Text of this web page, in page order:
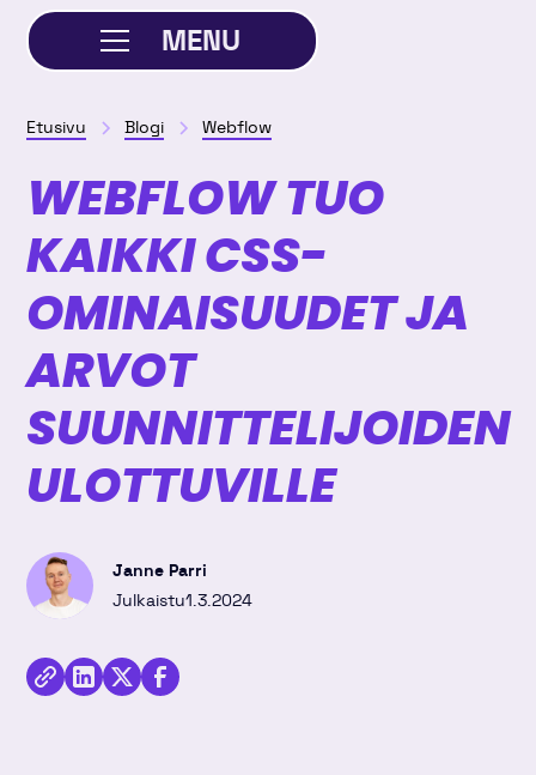
MENU
Etusivu Blogi Webflow
WEBFLOW TUO
KAIKKI CSS-
OMINAISUUDET JA
ARVOT
SUUNNITTELIJOIDEN
ULOTTUVILLE
Janne Parri
Julkaistu1.3.2024
KopioiJaa
Jaa
kirjoitus
Jaa